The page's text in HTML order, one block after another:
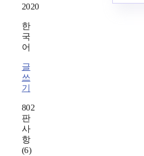
2020
한
국
어
글
쓰
기
802
판
사
항
(6)